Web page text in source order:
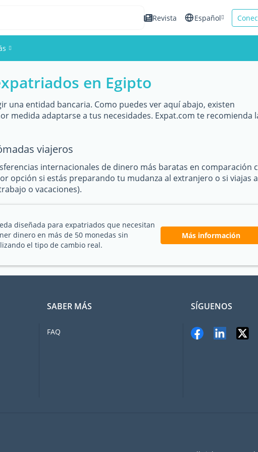
Revista Español
en Egipto
una entidad bancaria. Como puedes ver aquí abajo, existen
medida adaptarse a tus necesidades. Expat.com te recomienda
viajeros
internacionales de dinero más baratas en comparación
opción si estás preparando tu mudanza al extranjero o si viajas
o vacaciones).
diseñada para expatriados que necesitan
dinero en más de 50 monedas sin
el tipo de cambio real.
Más información
SABER MÁS
FAQ
SÍGUENOS